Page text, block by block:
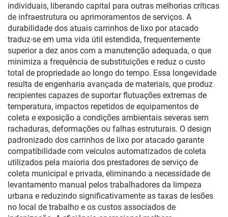
individuais, liberando capital para outras melhorias críticas
de infraestrutura ou aprimoramentos de serviços. A
durabilidade dos atuais carrinhos de lixo por atacado
traduz-se em uma vida útil estendida, frequentemente
superior a dez anos com a manutenção adequada, o que
minimiza a frequência de substituições e reduz o custo
total de propriedade ao longo do tempo. Essa longevidade
resulta de engenharia avançada de materiais, que produz
recipientes capazes de suportar flutuações extremas de
temperatura, impactos repetidos de equipamentos de
coleta e exposição a condições ambientais severas sem
rachaduras, deformações ou falhas estruturais. O design
padronizado dos carrinhos de lixo por atacado garante
compatibilidade com veículos automatizados de coleta
utilizados pela maioria dos prestadores de serviço de
coleta municipal e privada, eliminando a necessidade de
levantamento manual pelos trabalhadores da limpeza
urbana e reduzindo significativamente as taxas de lesões
no local de trabalho e os custos associados de